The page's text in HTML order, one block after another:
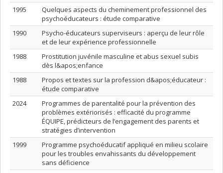
1995
Quelques aspects du cheminement professionnel des
psychoéducateurs : étude comparative
1990
Psycho-éducateurs superviseurs : aperçu de leur rôle
et de leur expérience professionnelle
1988
Prostitution juvénile masculine et abus sexuel subis
dès l&apos;enfance
1988
Propos et textes sur la profession d&apos;éducateur :
étude comparative
2024
Programmes de parentalité pour la prévention des
problèmes extériorisés : efficacité du programme
ÉQUIPE, prédicteurs de l’engagement des parents et
stratégies d’intervention
1999
Programme psychoéducatif appliqué en milieu scolaire
pour les troubles envahissants du développement
sans déficience